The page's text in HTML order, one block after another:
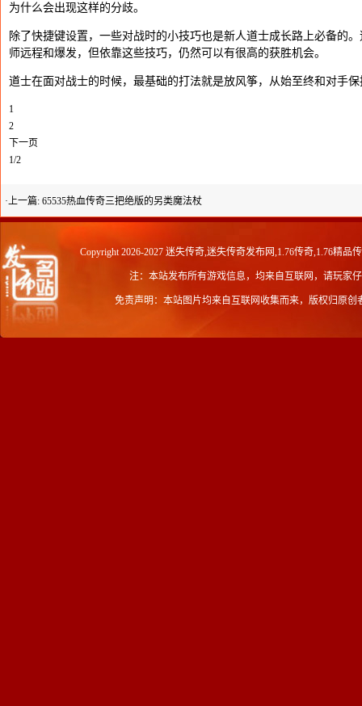
为什么会出现这样的分歧。
除了快捷键设置，一些对战时的小技巧也是新人道士成长路上必备的
师远程和爆发，但依靠这些技巧，仍然可以有很高的获胜机会。
道士在面对战士的时候，最基础的打法就是放风筝，从始至终和对手
1
2
下一页
1/2
·上一篇: 65535热血传奇三把绝版的另类魔法杖
Copyright 2026-2027 迷失传奇,迷失传奇发布网,1.76传奇,1.76精品
注：本站发布所有游戏信息，均来自互联网，请玩家
免责声明：本站图片均来自互联网收集而来，版权归原